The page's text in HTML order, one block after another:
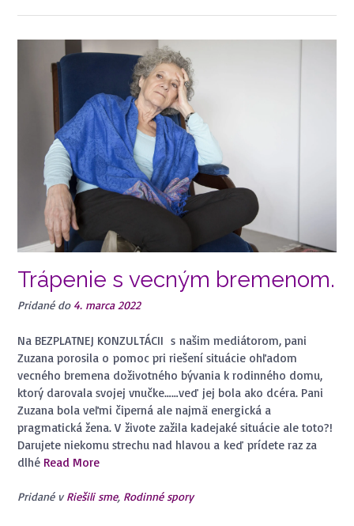
Trápenie s vecným bremenom.
Pridané do 4. marca 2022
Na BEZPLATNEJ KONZULTÁCII s našim mediátorom, pani
Zuzana porosila o pomoc pri riešení situácie ohľadom
vecného bremena doživotného bývania k rodinného domu,
ktorý darovala svojej vnučke……veď jej bola ako dcéra. Pani
Zuzana bola veľmi čiperná ale najmä energická a
pragmatická žena. V živote zažila kadejaké situácie ale toto?!
Darujete niekomu strechu nad hlavou a keď prídete raz za
dlhé Read More
Pridané v Riešili sme, Rodinné spory